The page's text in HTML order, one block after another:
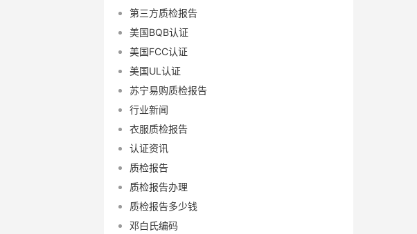
第三方质检报告
美国BQB认证
美国FCC认证
美国UL认证
苏宁易购质检报告
行业新闻
衣服质检报告
认证资讯
质检报告
质检报告办理
质检报告多少钱
邓白氏编码